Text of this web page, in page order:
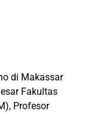
di Makassar
Fakultas
Profesor